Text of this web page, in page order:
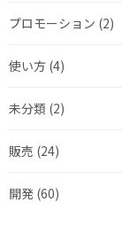
プロモーション (2)
使い方 (4)
未分類 (2)
販売 (24)
開発 (60)